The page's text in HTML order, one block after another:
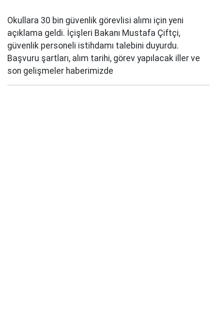
Okullara 30 bin güvenlik görevlisi alımı için yeni
açıklama geldi. İçişleri Bakanı Mustafa Çiftçi,
güvenlik personeli istihdamı talebini duyurdu.
Başvuru şartları, alım tarihi, görev yapılacak iller ve
son gelişmeler haberimizde